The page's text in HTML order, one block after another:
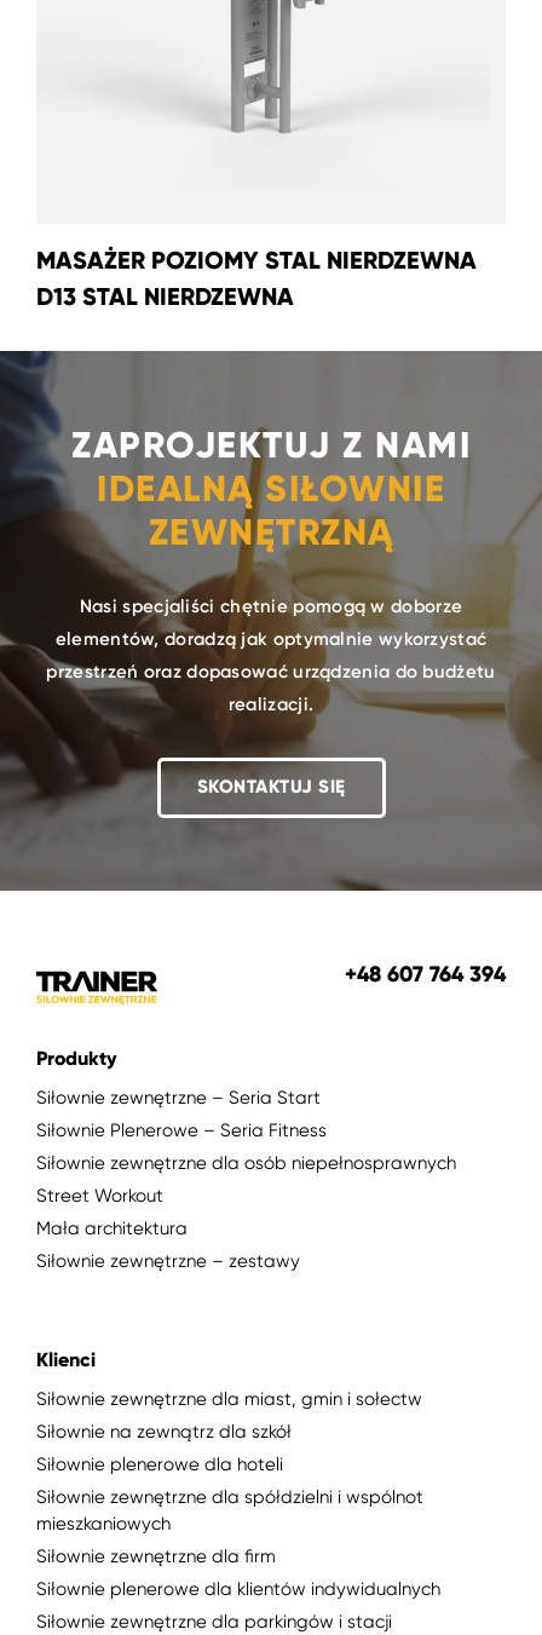
MASAŻER POZIOMY STAL NIERDZEWNA
D13 STAL NIERDZEWNA
ZAPROJEKTUJ Z NAMI
IDEALNĄ SIŁOWNIE
ZEWNĘTRZNĄ
Nasi specjaliści chętnie pomogą w doborze
elementów, doradzą jak optymalnie wykorzystać
przestrzeń oraz dopasować urządzenia do budżetu
realizacji.
SKONTAKTUJ SIĘ
+48 607 764 394
Produkty
Siłownie zewnętrzne – Seria Start
Siłownie Plenerowe – Seria Fitness
Siłownie zewnętrzne dla osób niepełnosprawnych
Street Workout
Mała architektura
Siłownie zewnętrzne – zestawy
Klienci
Siłownie zewnętrzne dla miast, gmin i sołectw
Siłownie na zewnątrz dla szkół
Siłownie plenerowe dla hoteli
Siłownie zewnętrzne dla spółdzielni i wspólnot
mieszkaniowych
Siłownie zewnętrzne dla firm
Siłownie plenerowe dla klientów indywidualnych
Siłownie zewnętrzne dla parkingów i stacji